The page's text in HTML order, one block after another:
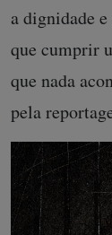
a dignidade
que cumprir
que nada
pela